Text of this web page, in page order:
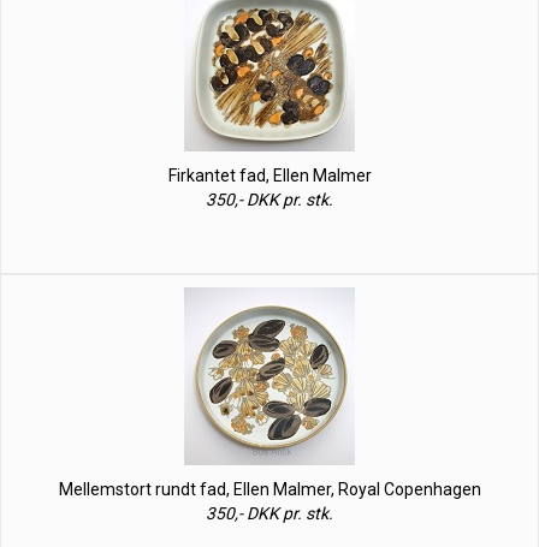
Firkantet fad, Ellen Malmer
350,- DKK pr. stk.
Mellemstort rundt fad, Ellen Malmer, Royal Copenhagen
350,- DKK pr. stk.